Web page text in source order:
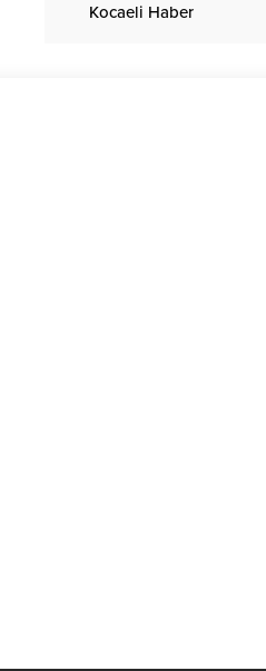
Kocaeli Haber